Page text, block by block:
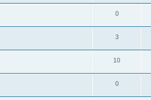
0
3
10
0